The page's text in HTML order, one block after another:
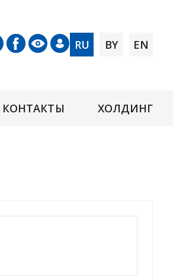
RU BY EN
КОНТАКТЫ ХОЛДИНГ